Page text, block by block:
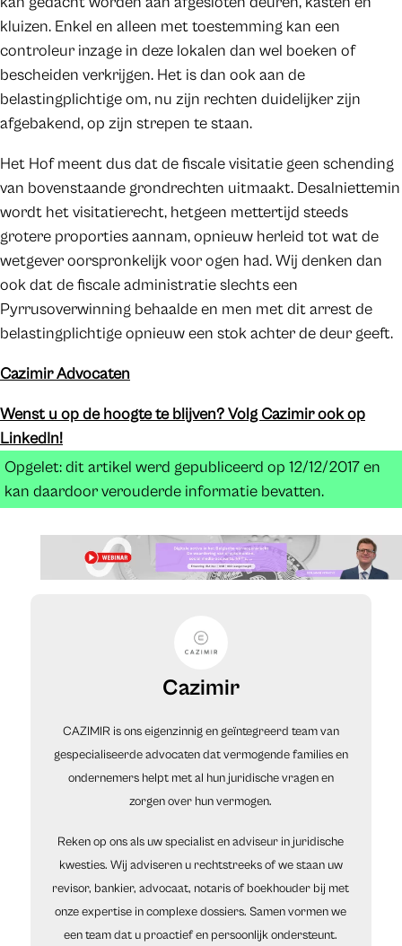
kluizen. Enkel en alleen met toestemming kan een
controleur inzage in deze lokalen dan wel boeken of
bescheiden verkrijgen. Het is dan ook aan de
belastingplichtige om, nu zijn rechten duidelijker zijn
afgebakend, op zijn strepen te staan.
Het Hof meent dus dat de fiscale visitatie geen schending
van bovenstaande grondrechten uitmaakt. Desalniettemin
wordt het visitatierecht, hetgeen mettertijd steeds
grotere proporties aannam, opnieuw herleid tot wat de
wetgever oorspronkelijk voor ogen had. Wij denken dan
ook dat de fiscale administratie slechts een
Pyrrusoverwinning behaalde en men met dit arrest de
belastingplichtige opnieuw een stok achter de deur geeft.
Cazimir Advocaten
Wenst u op de hoogte te blijven? Volg Cazimir ook op
LinkedIn!
Opgelet: dit artikel werd gepubliceerd op 12/12/2017 en
kan daardoor verouderde informatie bevatten.
Cazimir
CAZIMIR is ons eigenzinnig en geïntegreerd team van
gespecialiseerde advocaten dat vermogende families en
ondernemers helpt met al hun juridische vragen en
zorgen over hun vermogen.
Reken op ons als uw specialist en adviseur in juridische
kwesties. Wij adviseren u rechtstreeks of we staan uw
revisor, bankier, advocaat, notaris of boekhouder bij met
onze expertise in complexe dossiers. Samen vormen we
een team dat u proactief en persoonlijk ondersteunt.